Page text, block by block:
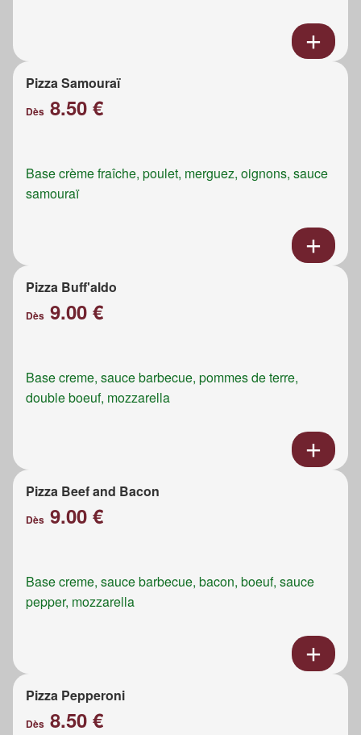
Pizza Samouraï
Dès 8.50 €
Base crème fraîche, poulet, merguez, oignons, sauce
samouraï
Pizza Buff'aldo
Dès 9.00 €
Base creme, sauce barbecue, pommes de terre,
double boeuf, mozzarella
Pizza Beef and Bacon
Dès 9.00 €
Base creme, sauce barbecue, bacon, boeuf, sauce
pepper, mozzarella
Pizza Pepperoni
Dès 8.50 €